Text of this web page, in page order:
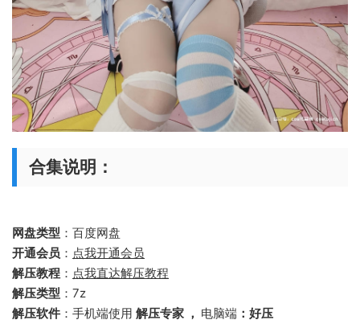
合集说明：
网盘类型 ：百度网盘
开通会员 ： 点我开通会员
解压教程 ： 点我直达解压教程
解压类型 ：7z
解压软件 ：手机端使用 解压专家 ， 电脑端 ：好压